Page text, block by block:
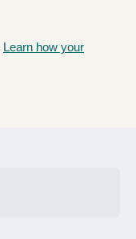
Learn how your